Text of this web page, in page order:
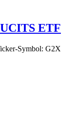
ETF
Symbol: G2X